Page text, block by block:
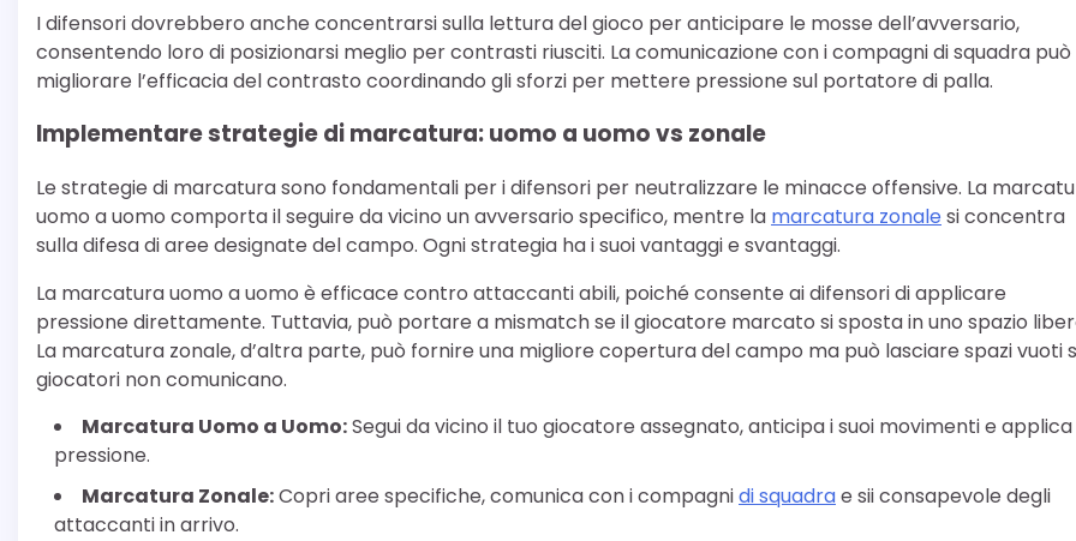
I difensori dovrebbero anche concentrarsi sulla lettura del gioco per anticipare le mosse dell’avversario,
consentendo loro di posizionarsi meglio per contrasti riusciti. La comunicazione con i compagni di squadra può
migliorare l’efficacia del contrasto coordinando gli sforzi per mettere pressione sul portatore di palla.
Implementare strategie di marcatura: uomo a uomo vs zonale
Le strategie di marcatura sono fondamentali per i difensori per neutralizzare le minacce offensive. La
uomo a uomo comporta il seguire da vicino un avversario specifico, mentre la marcatura zonale si concentra
sulla difesa di aree designate del campo. Ogni strategia ha i suoi vantaggi e svantaggi.
La marcatura uomo a uomo è efficace contro attaccanti abili, poiché consente ai difensori di applicare
pressione direttamente. Tuttavia, può portare a mismatch se il giocatore marcato si sposta in uno spazio
La marcatura zonale, d’altra parte, può fornire una migliore copertura del campo ma può lasciare spazi vuoti
giocatori non comunicano.
Marcatura Uomo a Uomo:Segui da vicino il tuo giocatore assegnato, anticipa i suoi movimenti e applica
pressione.
Marcatura Zonale:Copri aree specifiche, comunica con i compagnidi squadrae sii consapevole degli
attaccanti in arrivo.